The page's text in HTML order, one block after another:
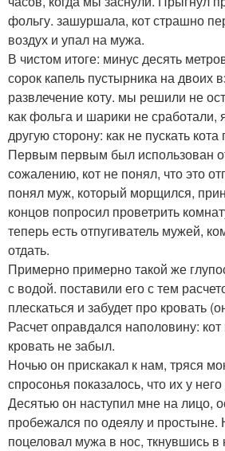
фольгу. зашуршала, кот страшно
воздух и упал на мужа.
В чистом итоге: минус десять
сорок капель пустырника на двоих
развлечение коту. мы решили не
как фольга и шарики не сработали,
другую сторону: как не пускать
Первым первым был использован
сожалению, кот не понял, что это
понял муж, который морщился,
концов попросил проветрить
теперь есть отпугиватель мужей,
отдать.
Примерно примерно такой же
с водой. поставили его с тем
плескаться и забудет про кровать
Расчет оправдался наполовину:
кровать не забыл.
Ночью он прискакал к нам, тряся
спросонья показалось, что их у
Десятью он наступил мне на лицо,
пробежался по одеялу и простыне.
поцеловал мужа в нос, ткнувшись